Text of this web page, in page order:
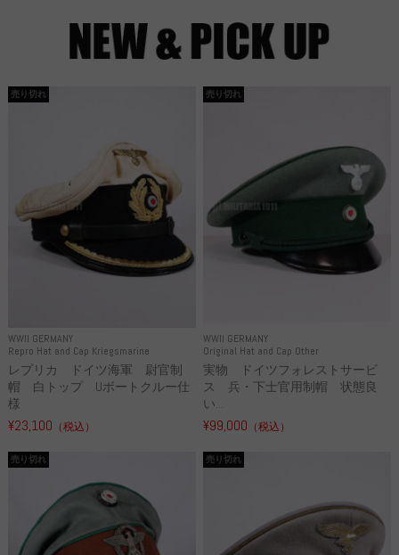
WWII GERMANY
Repro Hat and Cap Kriegsmarine
売り切れ
レプリカ ドイツ海軍 尉官制
帽 白トップ Uボートクルー仕
様
¥23,100 （税込）
WWII GERMANY
Original Hat and Cap Other
売り切れ
実物 ドイツフォレストサービ
ス 兵・下士官用制帽 状態良
い...
¥99,000 （税込）
売り切れ 売り切れ